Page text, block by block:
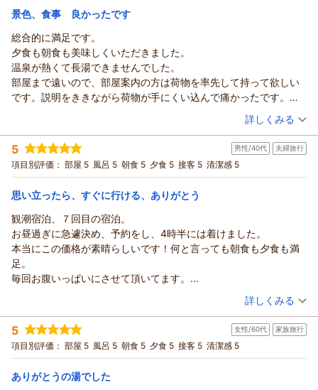
漁火の宿シーサイド観潮スタッフ一同
ります。
ッフ一同心よりお待ち申し上げております。
漁火の宿シーサイド観潮スタッフ一同
安心いたしました。
とのこと、料理長をはじめ調理スタッフにとりまして大変励み
になるお言葉でございます。
一方で、お部屋へのご移動につきまして貴重なご意見をありが
とうございます。当館は建物の構造上、2階のお部屋へは階段を
ご利用いただく造りとなっております。一方、3階以上の客室
へはエレベーターをご利用いただけますので、お足元にご不安
ら、できる限りご希望に沿えるようご案内させていただきま
す。
これからも、事前のご案内をより分かりやすく行い、お客様お
一人おひとりが安心してお過ごしいただける宿づくりに努めて
やいちゃん様のまたのお帰りを、漁火の宿シーサイド観潮スタ
ッフ一同心よりお待ち申し上げております。
漁火の宿シーサイド観潮スタッフ一同
せいちゃん様
このたびは漁火の宿シーサイド観潮にご宿泊いただき、誠にあ
りがとうございました。
また、スタッフの接客につきまして「元気で無難な接客で好印
象」とのお言葉をいただき、大変嬉しく拝読いたしました。ス
さらに、雑賀崎ならではの景色もお楽しみいただけたとのこ
と、和歌の浦の穏やかな海や漁港の風景が、ご滞在の思い出の
一つとなりましたら幸いでございます。
一方で、ご朝食につきましては、ボリュームにはご満足いただ
けたものの、一部のお料理に手作り感や特別感が感じられなか
早速、2日目の朝食にご提供させていただいておりましたご指摘
のメニューを変更いたしました。
いただいたお声は料理長をはじめ調理スタッフとも共有し、よ
りご満足いただける内容となるよう、献立や食材の構成を見直
しながら、朝のひとときをより楽しんでいただける朝食づくり
して「また訪れたい」と思っていただける宿を目指し、一層精
進してまいります。
せいちゃん様のまたのお帰りを、漁火の宿シーサイド観潮スタ
ッフ一同心よりお待ち申し上げております。
景色、食事 良かったです
総合的に満足です。
夕食も朝食も美味しくいただきました。
温泉が熱くて長湯できませんでした。
部屋まで遠いので、部屋案内の方は荷物を率先して持って欲しい
です。説明をききながら荷物が手にくい込んで痛かったです。あ
と、食事処のフロアーが音と振動が響き(足音とカート)、落ち着き
（投稿日：2026/07/19）
宿泊時期： 2026年05月宿泊 (家族旅行)
投稿者： Yukaちゃんさん
宿泊プラン： 【じゃらんスペシャルウィーク】1泊2食付きベストレート｜期
間限定の特別割引プラン
和室 朝・夕 朝/個室利用 夕/個室利用
宿泊価格帯： 18,001～19,000円(大人一人あたり/税込)
紀州温泉 ありがとうの湯 漁火の宿 シーサイド観潮からの返信
Yukaちゃん様
このたびは漁火の宿シーサイド観潮にご宿泊いただき、誠にあ
りがとうございました。
また、ご夕食・ご朝食ともに美味しくお召し上がりいただき、
「総合的に満足」とのお言葉を頂戴できましたこと、大変嬉し
く存じます。料理長をはじめ調理スタッフにとっても、大きな
励みとなります。
一方で、温泉の湯温が高く、ごゆっくりお寛ぎいただけなかっ
たこと、またお部屋へのご案内時には、お荷物への配慮が行き
届かず、ご負担をお掛けしましたこと、誠に申し訳なく存じま
詳しくみる
5 男性/40代 夫婦旅行
項目別評価： 部屋 5 風呂 5 朝食 5 夕食 5 接客 5 清潔感 5
思い立ったら、すぐに行ける、ありがとう
観潮宿泊、７回目の宿泊。
お昼過ぎに急遽決め、予約をし、4時半には着けました。
本当にこの価格が素晴らしいです！何と言っても朝食も夕食も満
足。
毎回お腹いっぱいにさせて頂いてます。
朝食はしらすご飯と焼き魚3種、夕食は熊野牛と、鱧が最高です！
温泉は３回入らせて頂きましたが、毎回貸切。平日の特権です。
マッサージ機乗りまくり、フリードリンクのコーヒーも堪能し、
キレイな夕焼けの雑賀崎を見ながらのんびり出来ました。
す。
（投稿日：2026/07/15）
宿泊時期： 2026年07月宿泊 (夫婦旅行)
投稿者： かぎちゃんさん
宿泊プラン： 【じゃらんスペシャルウィーク】｜1泊2食付きベストレート｜
期間限定の特別割引プラン
和室 朝・夕 朝/個室利用 夕/個室利用
宿泊価格帯： 18,001～19,000円(大人一人あたり/税込)
詳しくみる
5 女性/60代 家族旅行
項目別評価： 部屋 5 風呂 5 朝食 5 夕食 5 接客 5 清潔感 5
ありがとうの湯でした